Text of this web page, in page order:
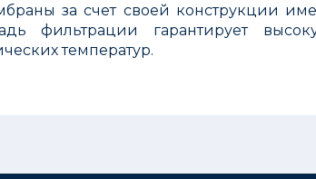
за счет своей конструкции
фильтрации гарантирует
температур.